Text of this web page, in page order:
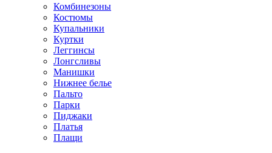
Комбинезоны
Костюмы
Купальники
Куртки
Леггинсы
Лонгсливы
Манишки
Нижнее белье
Пальто
Парки
Пиджаки
Платья
Плащи